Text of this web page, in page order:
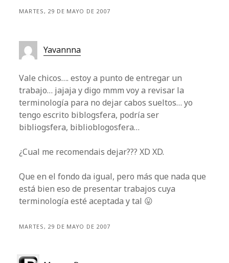
MARTES, 29 DE MAYO DE 2007
Yavannna
Vale chicos…. estoy a punto de entregar un
trabajo… jajaja y digo mmm voy a revisar la
terminología para no dejar cabos sueltos… yo
tengo escrito biblogsfera, podría ser
bibliogsfera, biblioblogosfera…
¿Cual me recomendais dejar??? XD XD.
Que en el fondo da igual, pero más que nada que
está bien eso de presentar trabajos cuya
terminología esté aceptada y tal 😛
MARTES, 29 DE MAYO DE 2007